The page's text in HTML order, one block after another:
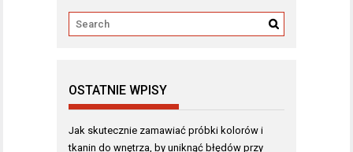
OSTATNIE WPISY
Jak skutecznie zamawiać próbki kolorów i
tkanin do wnętrza, by uniknąć błędów przy